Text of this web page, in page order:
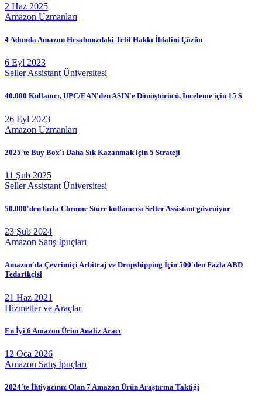
2 Haz 2025
Amazon Uzmanları
4 Adımda Amazon Hesabınızdaki Telif Hakkı İhlalini Çözün
6 Eyl 2023
Seller Assistant Üniversitesi
40.000 Kullanıcı, UPC/EAN'den ASIN'e Dönüştürücü, İnceleme için 15 $
26 Eyl 2023
Amazon Uzmanları
2025'te Buy Box'ı Daha Sık Kazanmak için 5 Strateji
11 Şub 2025
Seller Assistant Üniversitesi
50.000'den fazla Chrome Store kullanıcısı Seller Assistant güveniyor
23 Şub 2024
Amazon Satış İpuçları
Amazon'da Çevrimiçi Arbitraj ve Dropshipping İçin 500'den Fazla ABD
Tedarikçisi
21 Haz 2021
Hizmetler ve Araçlar
En İyi 6 Amazon Ürün Analiz Aracı
12 Oca 2026
Amazon Satış İpuçları
2024'te İhtiyacınız Olan 7 Amazon Ürün Araştırma Taktiği